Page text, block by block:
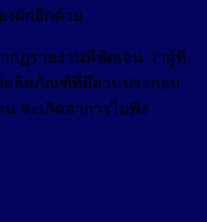
งผักอีกด้วย
กฏรายงานที่ชัดเจน ว่าผู้ที่
ผลิตภัณฑ์ที่มีส่วนประกอบ
จะเกิดอาการไม่พึง